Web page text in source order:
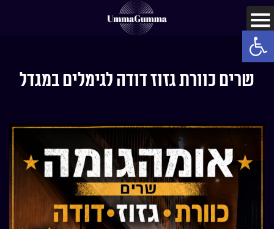
שרים כוורת גזוז דודה לגימלים במגדל
Open toolbar